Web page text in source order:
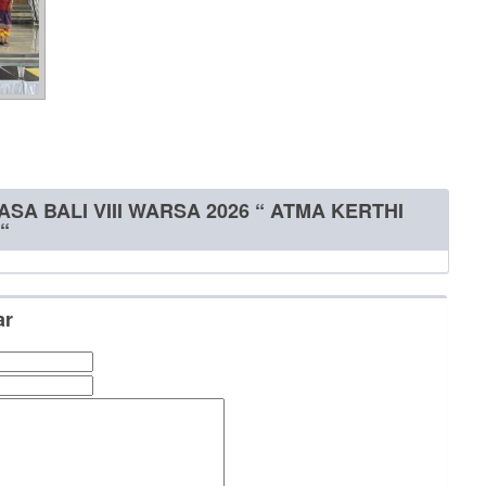
BALI VIII WARSA 2026 “ ATMA KERTHI